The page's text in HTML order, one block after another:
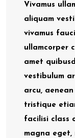
Vivamus
aliquam
vivamus
ullamcorper
amet
vestibulum
arcu,
tristique
facilisi class
magna eget,